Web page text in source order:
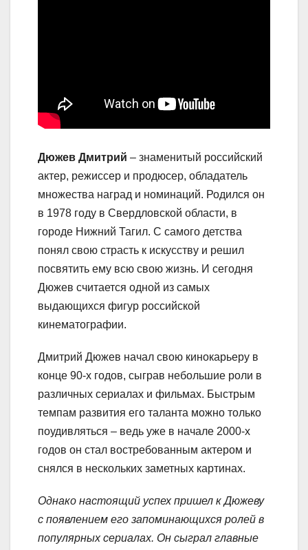
Дюжев Дмитрий – знаменитый российский
актер, режиссер и продюсер, обладатель
множества наград и номинаций. Родился он
в 1978 году в Свердловской области, в
городе Нижний Тагил. С самого детства
понял свою страсть к искусству и решил
посвятить ему всю свою жизнь. И сегодня
Дюжев считается одной из самых
выдающихся фигур российской
кинематографии.
Дмитрий Дюжев начал свою кинокарьеру в
конце 90-х годов, сыграв небольшие роли в
различных сериалах и фильмах. Быстрым
темпам развития его таланта можно только
поудивляться – ведь уже в начале 2000-х
годов он стал востребованным актером и
снялся в нескольких заметных картинах.
Однако настоящий успех пришел к Дюжеву
с появлением его запоминающихся ролей в
популярных сериалах. Он сыграл главные